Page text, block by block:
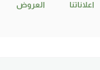
اعلاناتنا العروض